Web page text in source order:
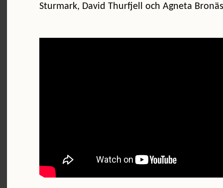
Sturmark, David Thurfjell och Agneta